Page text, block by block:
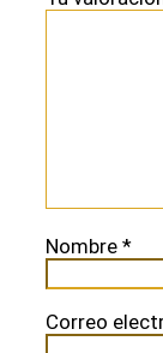
Nombre *
Correo